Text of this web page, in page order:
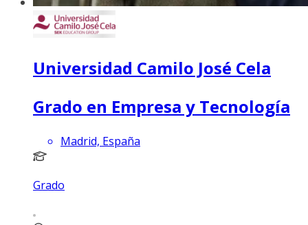
Universidad Camilo José Cela
Grado en Empresa y Tecnología
Madrid, España
Grado